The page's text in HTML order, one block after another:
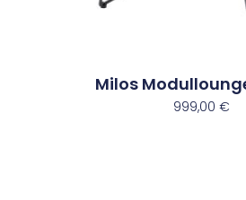
Milos
999,00 €